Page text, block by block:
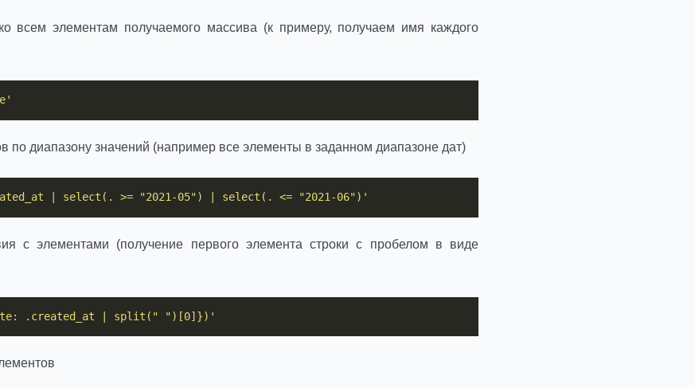
всем элементам получаемого массива (к примеру, получаем имя каждого
по диапазону значений (например все элементы в заданном диапазоне дат)
| select(. >= "2021-05") | select(. <= "2021-06")'
с элементами (получение первого элемента строки с пробелом в виде
.created_at | split(" ")[0]})'